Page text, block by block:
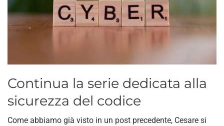
Continua la serie dedicata alla
sicurezza del codice
Come abbiamo già visto in un post precedente, Cesare si